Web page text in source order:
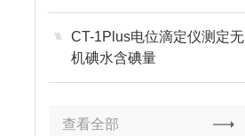
CT-1Plus电位滴定仪测定无
机碘水含碘量
查看全部